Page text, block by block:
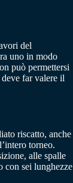
del
uno in modo
può permettersi
far valere il
riscatto, anche
torneo.
alle spalle
con sei lunghezze